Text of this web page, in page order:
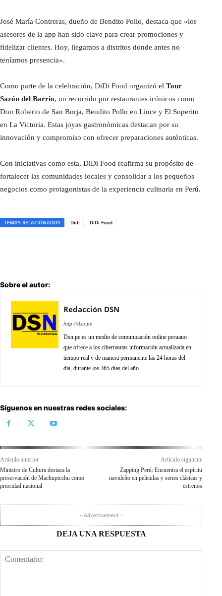
José María Contreras, dueño de Bendito Pollo, destaca que «los
asesores de la app han sido clave para crear promociones y
fidelizar clientes. Hoy, llegamos a distritos donde antes no
teníamos presencia».
Como parte de la celebración, DiDi Food organizó el Tour
Sazón del Barrio, un recorrido por restaurantes icónicos como
Don Roberto de San Borja, Bendito Pollo en Lince y El Soperito
en La Victoria. Estas joyas gastronómicas destacan por su
innovación y compromiso con ofrecer preparaciones auténticas.
Con iniciativas como esta, DiDi Food reafirma su propósito de
fortalecer las comunidades locales y consolidar a los pequeños
negocios como protagonistas de la experiencia culinaria en Perú.
TEMAS RELACIONADOS Didi DiDi Food
Sobre el autor:
Redacción DSN
http://dsn.pe
Dsn.pe es un medio de comunicación online peruano
que ofrece a los cibernautas información actualizada en
tiempo real y de manera permanente las 24 horas del
día, durante los 365 días del año.
Síguenos en nuestras redes sociales:
Artículo anterior
Ministro de Cultura destaca la
preservación de Machupicchu como
prioridad nacional
Artículo siguiente
Zapping Perú: Encuentra el espíritu
navideño en películas y series clásicas y
estrenos
- Advertisement -
DEJA UNA RESPUESTA